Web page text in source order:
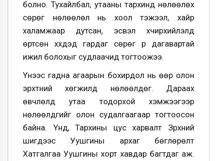
болно. Тухайлбал, утааны тархинд нөлөөлөх
сөрөг нөлөөлөл нь хоол тэжээл, хайр
халамжаар дутсан, эсвэл хүчирхийлэлд
өртсөн хүүхдэд гардаг сөрөг үр дагавартай
ижил болохыг судлаачид тогтоожээ.
Үүнээс гадна агаарын бохирдол нь өөр олон
эрхтний хөгжилд нөлөөлдөг. Дараах
өвчлөлд утаа тодорхой хэмжээгээр
нөлөөлдгийг олон судалгаагаар тогтоосон
байна. Үүнд, Тархины цус харвалт Зүрхний
шигдээс Уушгины архаг бөглөрөлт
Хатгалгаа Уушгины хорт хавдар багтдаг аж.